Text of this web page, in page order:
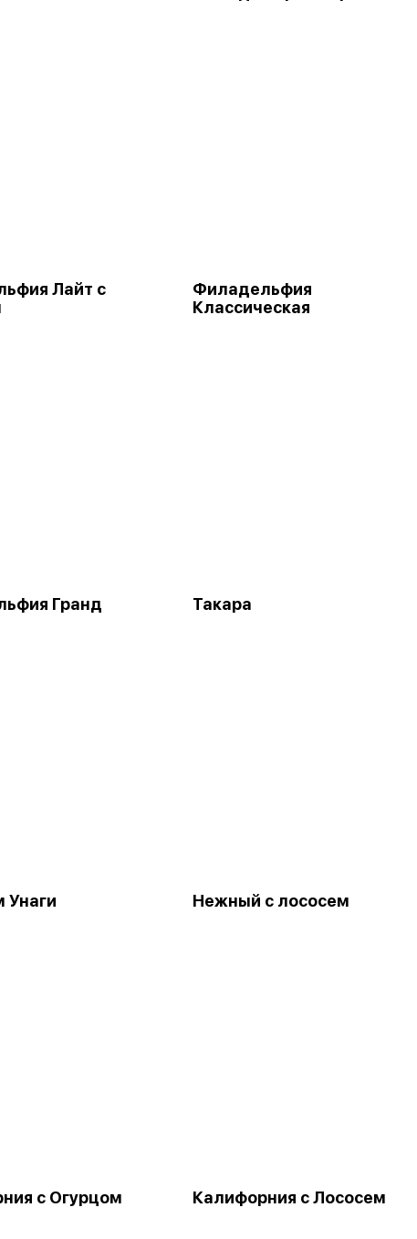
Лайт с
Филадельфия
Классическая
Гранд Такара
Унаги Нежный с лососем
с Огурцом Калифорния с Лососем